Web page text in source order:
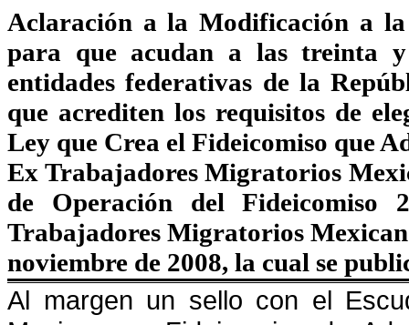
Aclaración a la Modificación a la
para que acudan a las treinta y
entidades federativas de la
que acrediten los requisitos de
Ley que Crea el Fideicomiso que
Ex Trabajadores Migratorios
de Operación del Fideicomiso
Trabajadores Migratorios
noviembre de 2008, la cual se
Al margen un sello con el